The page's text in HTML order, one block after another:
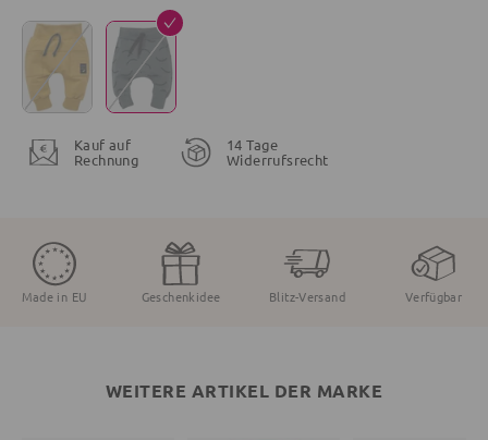
Kauf auf
Rechnung
14 Tage
Widerrufsrecht
Made in EU Geschenkidee Blitz-Versand Verfügbar
WEITERE ARTIKEL DER MARKE